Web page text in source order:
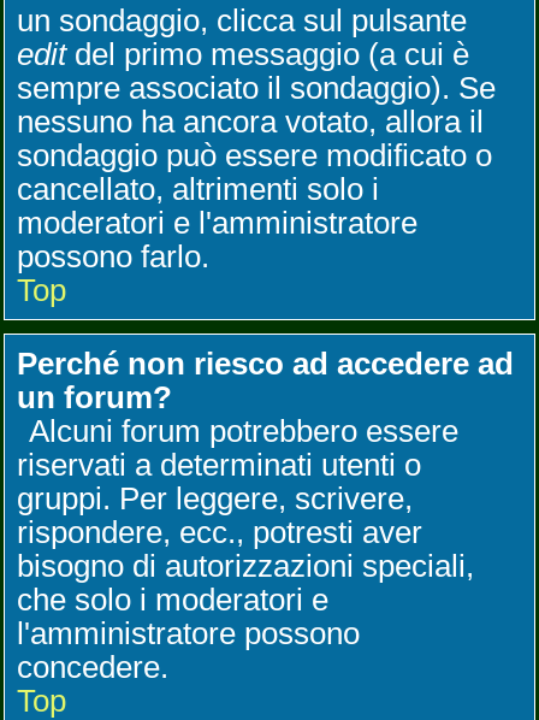
un sondaggio, clicca sul pulsante
editdel primo messaggio (a cui è
sempre associato il sondaggio). Se
nessuno ha ancora votato, allora il
sondaggio può essere modificato o
cancellato, altrimenti solo i
moderatori e l'amministratore
possono farlo.
Top
Perché non riesco ad accedere ad
un forum?
Alcuni forum potrebbero essere
riservati a determinati utenti o
gruppi. Per leggere, scrivere,
rispondere, ecc., potresti aver
bisogno di autorizzazioni speciali,
che solo i moderatori e
l'amministratore possono
concedere.
Top